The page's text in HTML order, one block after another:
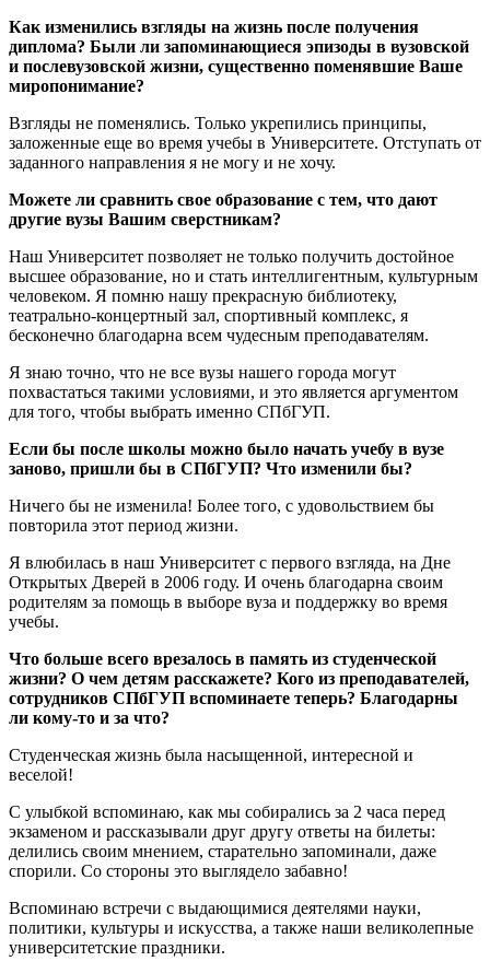
Как изменились взгляды на жизнь после получения
диплома? Были ли запоминающиеся эпизоды в вузовской
и послевузовской жизни, существенно поменявшие Ваше
миропонимание?
Взгляды не поменялись. Только укрепились принципы,
заложенные еще во время учебы в Университете. Отступать от
заданного направления я не могу и не хочу.
Можете ли сравнить свое образование с тем, что дают
другие вузы Вашим сверстникам?
Наш Университет позволяет не только получить достойное
высшее образование, но и стать интеллигентным, культурным
человеком. Я помню нашу прекрасную библиотеку,
театрально-концертный зал, спортивный комплекс, я
бесконечно благодарна всем чудесным преподавателям.
Я знаю точно, что не все вузы нашего города могут
похвастаться такими условиями, и это является аргументом
для того, чтобы выбрать именно СПбГУП.
Если бы после школы можно было начать учебу в вузе
заново, пришли бы в СПбГУП? Что изменили бы?
Ничего бы не изменила! Более того, с удовольствием бы
повторила этот период жизни.
Я влюбилась в наш Университет с первого взгляда, на Дне
Открытых Дверей в 2006 году. И очень благодарна своим
родителям за помощь в выборе вуза и поддержку во время
учебы.
Что больше всего врезалось в память из студенческой
жизни? О чем детям расскажете? Кого из преподавателей,
сотрудников СПбГУП вспоминаете теперь? Благодарны
ли кому-то и за что?
Студенческая жизнь была насыщенной, интересной и
веселой!
С улыбкой вспоминаю, как мы собирались за 2 часа перед
экзаменом и рассказывали друг другу ответы на билеты:
делились своим мнением, старательно запоминали, даже
спорили. Со стороны это выглядело забавно!
Вспоминаю встречи с выдающимися деятелями науки,
политики, культуры и искусства, а также наши великолепные
университетские праздники.